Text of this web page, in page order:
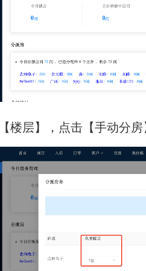
层】，点击【手动分房